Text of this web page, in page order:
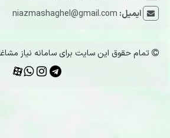
ایمیل: niazmashaghel@gmail.com
تمام حقوق این سایت برای سامانه نیاز